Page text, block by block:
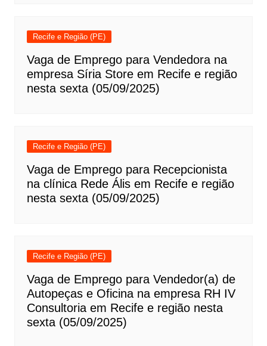
Recife e Região (PE)
Vaga de Emprego para Vendedora na
empresa Síria Store em Recife e região
nesta sexta (05/09/2025)
Recife e Região (PE)
Vaga de Emprego para Recepcionista
na clínica Rede Ális em Recife e região
nesta sexta (05/09/2025)
Recife e Região (PE)
Vaga de Emprego para Vendedor(a) de
Autopeças e Oficina na empresa RH IV
Consultoria em Recife e região nesta
sexta (05/09/2025)